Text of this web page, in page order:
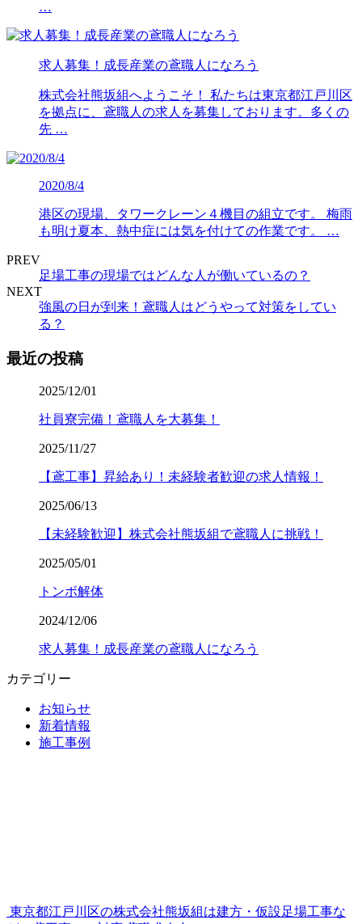
…
求人募集！成長産業の鳶職人になろう
株式会社熊坂組へようこそ！ 私たちは東京都江戸川区
を拠点に、鳶職人の求人を募集しております。多くの
先 …
2020/8/4
港区の現場、タワークレーン４機目の組立です。 梅雨
も明け夏本、熱中症には気を付けての作業です。 …
PREV
足場工事の現場ではどんな人が働いているの？
NEXT
強風の日が到来！鳶職人はどうやって対策をしてい
る？
最近の投稿
2025/12/01
社員寮完備！鳶職人を大募集！
2025/11/27
【鳶工事】昇給あり！未経験者歓迎の求人情報！
2025/06/13
【未経験歓迎】株式会社熊坂組で鳶職人に挑戦！
2025/05/01
トンボ解体
2024/12/06
求人募集！成長産業の鳶職人になろう
カテゴリー
お知らせ
新着情報
施工事例
東京都江戸川区の株式会社熊坂組は建方・仮設足場工事な